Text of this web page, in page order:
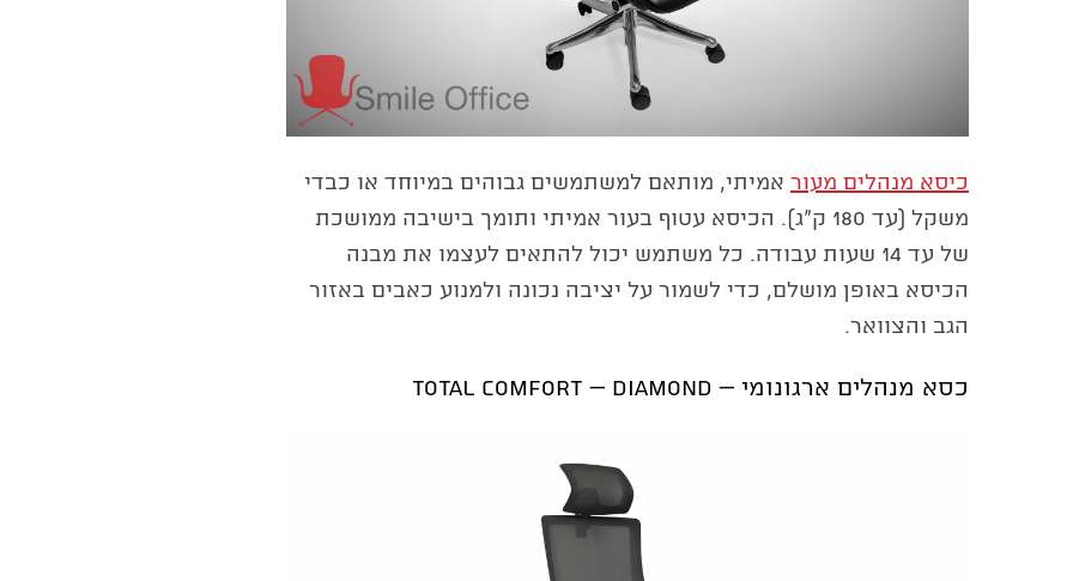
כיסא מנהלים מעור אמיתי, מותאם למשתמשים גבוהים במיוחד או כבדי
משקל (עד 180 ק״ג). הכיסא עטוף בעור אמיתי ותומך בישיבה ממושכת
של עד 14 שעות עבודה. כל משתמש יכול להתאים לעצמו את מבנה
הכיסא באופן מושלם, כדי לשמור על יציבה נכונה ולמנוע כאבים באזור
הגב והצוואר.
כסא מנהלים ארגונומי – Total Comfort – Diamond